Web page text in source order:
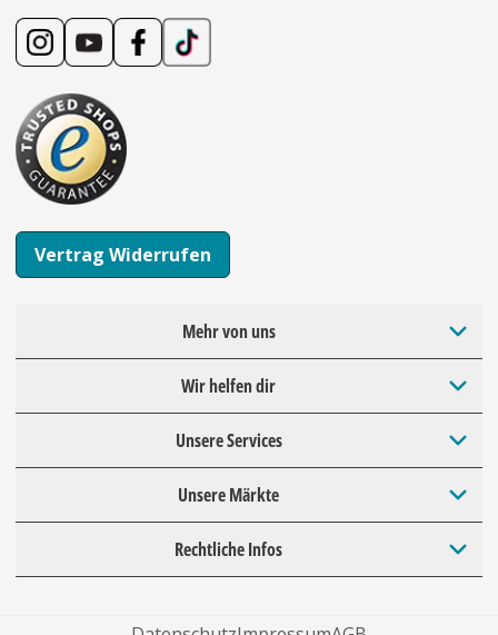
Vertrag Widerrufen
Mehr von uns
Wir helfen dir
Unsere Services
Unsere Märkte
Rechtliche Infos